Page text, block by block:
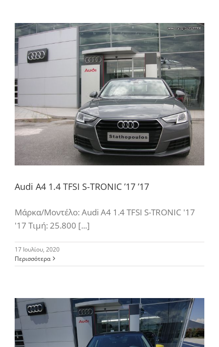
Audi A4 1.4 TFSI S-TRONIC ’17 ’17
Μάρκα/Μοντέλο: Audi A4 1.4 TFSI S-TRONIC '17
'17 Τιμή: 25.800 [...]
17 Ιουλίου, 2020
Περισσότερα